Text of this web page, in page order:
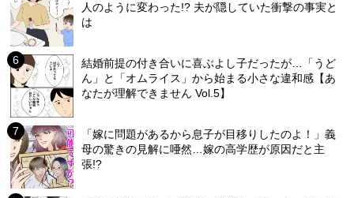
人のように変わった!? 夫が隠していた衝撃の事実と
は
結婚前提の付き合いに喜ぶよし子だったが…「うど
ん」と「オムライス」から始まる小さな違和感【あ
なたが理解できません Vol.5】
「嫁に問題があるから息子が目移りしたのよ！」義
母の驚きの見解に唖然…嫁の高学歴が原因だと主
張!?